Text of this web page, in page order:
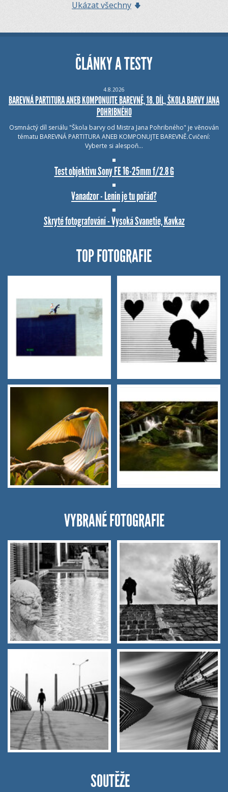
Ukázat všechny
ČLÁNKY A TESTY
4.8.2026
BAREVNÁ PARTITURA ANEB KOMPONUJTE BAREVNĚ, 18. DÍL, ŠKOLA BARVY JANA
POHRIBNÉHO
Osmnáctý díl seriálu "Škola barvy od Mistra Jana Pohribného" je věnován
tématu BAREVNÁ PARTITURA ANEB KOMPONUJTE BAREVNĚ.Cvičení:
Vyberte si alespoň…
Test objektivu Sony FE 16-25mm f/2.8 G
Vanadzor - Lenin je tu pořád?
Skryté fotografování - Vysoká Svanetie, Kavkaz
TOP FOTOGRAFIE
VYBRANÉ FOTOGRAFIE
SOUTĚŽE